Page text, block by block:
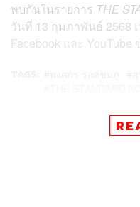
พบกันในรายการ THE
วันที่ 13 กุมภาพันธ์ 2568
Facebook และ YouTube